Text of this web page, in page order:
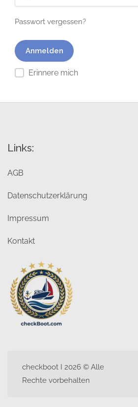
Passwort vergessen?
Erinnere mich
Links:
AGB
Datenschutzerklärung
Impressum
Kontakt
checkboot I 2026 © Alle
Rechte vorbehalten